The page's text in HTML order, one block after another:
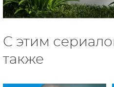
С этим
также